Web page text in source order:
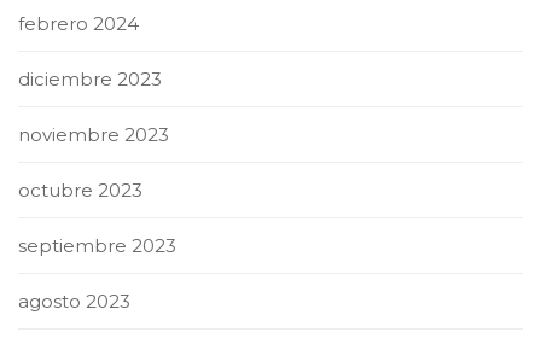
febrero 2024
diciembre 2023
noviembre 2023
octubre 2023
septiembre 2023
agosto 2023